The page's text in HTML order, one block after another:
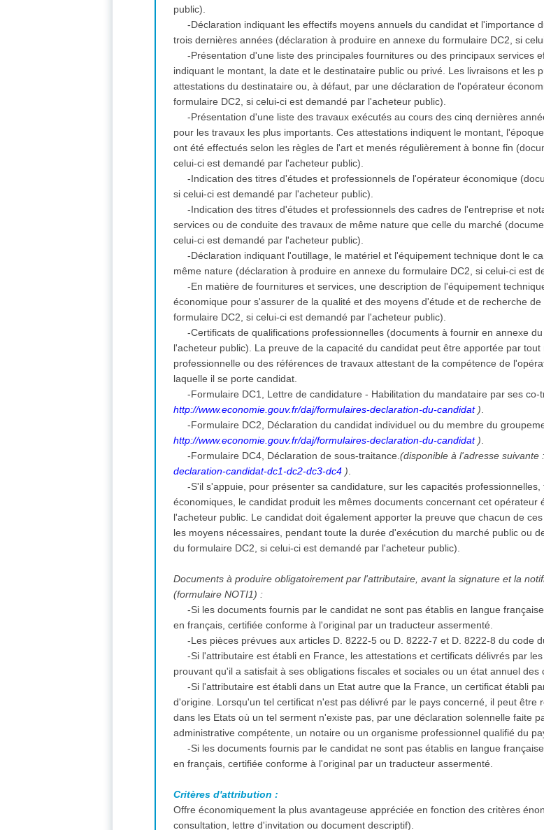
public).
-Déclaration indiquant les effectifs moyens annuels du candidat et l'importance
trois dernières années (déclaration à produire en annexe du formulaire DC2, si
-Présentation d'une liste des principales fournitures ou des principaux services
indiquant le montant, la date et le destinataire public ou privé. Les livraisons et les
attestations du destinataire ou, à défaut, par une déclaration de l'opérateur
formulaire DC2, si celui-ci est demandé par l'acheteur public).
-Présentation d'une liste des travaux exécutés au cours des cinq dernières
pour les travaux les plus importants. Ces attestations indiquent le montant,
ont été effectués selon les règles de l'art et menés régulièrement à bonne fin
celui-ci est demandé par l'acheteur public).
-Indication des titres d'études et professionnels de l'opérateur économique
si celui-ci est demandé par l'acheteur public).
-Indication des titres d'études et professionnels des cadres de l'entreprise et
services ou de conduite des travaux de même nature que celle du marché
celui-ci est demandé par l'acheteur public).
-Déclaration indiquant l'outillage, le matériel et l'équipement technique dont le
même nature (déclaration à produire en annexe du formulaire DC2, si celui-ci est
-En matière de fournitures et services, une description de l'équipement
économique pour s'assurer de la qualité et des moyens d'étude et de recherche
formulaire DC2, si celui-ci est demandé par l'acheteur public).
-Certificats de qualifications professionnelles (documents à fournir en annexe
l'acheteur public). La preuve de la capacité du candidat peut être apportée par
professionnelle ou des références de travaux attestant de la compétence de
laquelle il se porte candidat.
-Formulaire DC1, Lettre de candidature - Habilitation du mandataire par ses
http://www.economie.gouv.fr/daj/formulaires-declaration-du-candidat)
-Formulaire DC2, Déclaration du candidat individuel ou du membre du
http://www.economie.gouv.fr/daj/formulaires-declaration-du-candidat)
-Formulaire DC4, Déclaration de sous-traitance.(disponible à l'adresse suivante
declaration-candidat-dc1-dc2-dc3-dc4 )
-S'il s'appuie, pour présenter sa candidature, sur les capacités
économiques, le candidat produit les mêmes documents concernant cet opérateur
l'acheteur public. Le candidat doit également apporter la preuve que chacun de
les moyens nécessaires, pendant toute la durée d'exécution du marché public ou
du formulaire DC2, si celui-ci est demandé par l'acheteur public).
Documents à produire obligatoirement par l'attributaire, avant la signature et la
(formulaire NOTI1) :
-Si les documents fournis par le candidat ne sont pas établis en langue
en français, certifiée conforme à l'original par un traducteur assermenté.
-Les pièces prévues aux articles D. 8222-5 ou D. 8222-7 et D. 8222-8 du code
-Si l'attributaire est établi en France, les attestations et certificats délivrés par
prouvant qu'il a satisfait à ses obligations fiscales et sociales ou un état annuel des
-Si l'attributaire est établi dans un Etat autre que la France, un certificat établi
d'origine. Lorsqu'un tel certificat n'est pas délivré par le pays concerné, il peut être
dans les Etats où un tel serment n'existe pas, par une déclaration solennelle faite
administrative compétente, un notaire ou un organisme professionnel qualifié du
-Si les documents fournis par le candidat ne sont pas établis en langue
en français, certifiée conforme à l'original par un traducteur assermenté.
Critères d'attribution :
Offre économiquement la plus avantageuse appréciée en fonction des critères
consultation, lettre d'invitation ou document descriptif).